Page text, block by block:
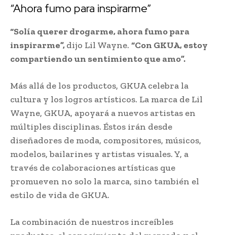
“Ahora fumo para inspirarme”
“Solía ​​querer drogarme, ahora fumo para
inspirarme”,dijo Lil Wayne. “Con GKUA, estoy
compartiendo un sentimiento que amo”.
Más allá de los productos, GKUA celebra la
cultura y los logros artísticos. La marca de Lil
Wayne, GKUA, apoyará a nuevos artistas en
múltiples disciplinas. Éstos irán desde
diseñadores de moda, compositores, músicos,
modelos, bailarines y artistas visuales. Y, a
través de colaboraciones artísticas que
promueven no solo la marca, sino también el
estilo de vida de GKUA.
La combinación de nuestros increíbles